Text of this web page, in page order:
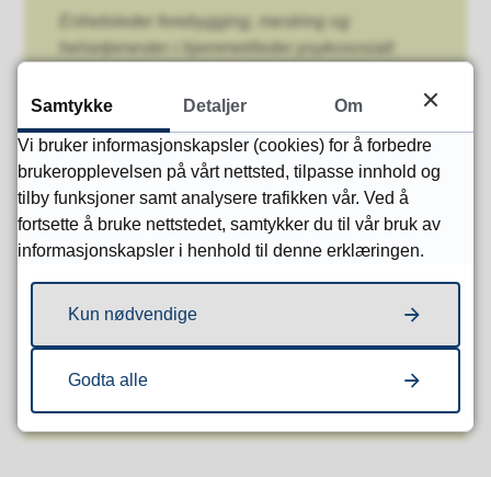
Enhetsleder forebygging, mestring og
helsetjenester i hjemmet/leder psykososialt
E-post
Send e-post
Telefon 92 68 42 05
Enhetsleder Familiens Hus
E-post Send e-post
Telefon 95 70 97 26
Samtykke Detaljer Om
Vi bruker informasjonskapsler (cookies) for å forbedre
brukeropplevelsen på vårt nettsted, tilpasse innhold og
tilby funksjoner samt analysere trafikken vår. Ved å
fortsette å bruke nettstedet, samtykker du til vår bruk av
informasjonskapsler i henhold til denne erklæringen.
Kun nødvendige
Godta alle